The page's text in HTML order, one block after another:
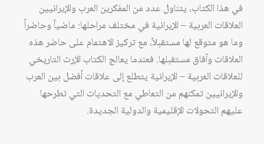
في هذا الكتاب، يتناول عدد من المفكرين العرب والإيرانيين
العلاقات العربية – الإيرانية في مختلف مراحلها: ماضياً وحاضراً
وما هو متوقع لها مستقبلاً، مع تركيز الاهتمام على حاضر هذه
العلاقات وآفاق مستقبلها. فعندما يعالج الكتاب الإرث التاريخي
للعلاقات العربية – الإيرانية يتطلع إلى علاقات أفضل بين العرب
والإيرانيين تمكنهم من التعاطي مع التحديات التي تطرحها
عليهم التحولات الإقليمية والدولية الجديدة.